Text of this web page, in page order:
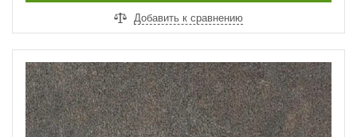
Добавить к сравнению